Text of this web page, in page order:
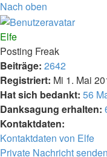
Nach oben
Elfe
Posting Freak
Beiträge: 2642
Registriert: Mi 1. Mai
Hat sich bedankt: 56
Danksagung erhalten:
Kontaktdaten:
Kontaktdaten von Elfe
Private Nachricht senden